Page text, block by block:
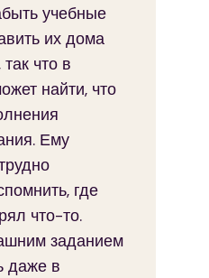
учебные
их дома
что в
найти, что
Ему
где
что-то.
заданием
даже в